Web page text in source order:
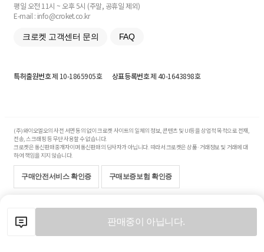
판매중이 아닙니다.
평일 오전 11시 ~ 오후 5시 (주말, 공휴일 제외)
E-mail : info@croket.co.kr
크로켓 고객센터 문의 FAQ
특허출원번호제 10-1865905호 상표등록번호제 40-1643898호
(주)와이오엘오의 사전 서면 동의 없이 크로켓 사이트의 일체의 정보, 콘텐츠 및 UI등을 상업적 목적으로 전재,
전송, 스크래핑 등 무단 사용할 수 없습니다.
크로켓은 통신판매중개자이며 통신판매의 당사자가 아닙니다. 따라서 크로켓은 상품·거래정보 및 거래에 대
하여 책임을 지지 않습니다.
구매안전서비스 확인증 구매보증보험 확인증